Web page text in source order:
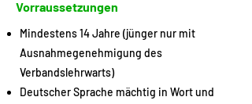
Vorraussetzungen
Mindestens 14 Jahre (jünger nur mit
Ausnahmegenehmigung des
Verbandslehrwarts)
Deutscher Sprache mächtig in Wort und